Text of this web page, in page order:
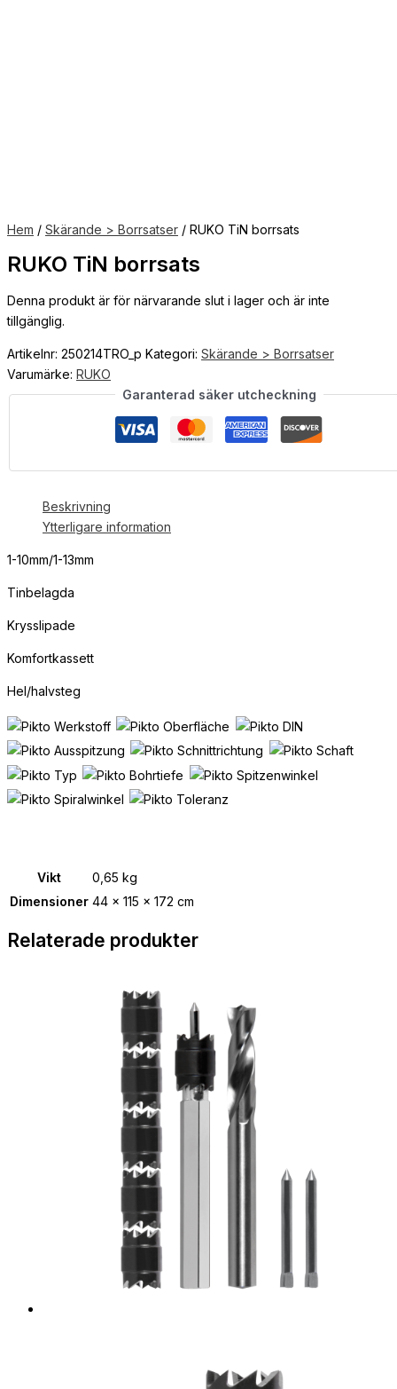
Hem / Skärande > Borrsatser / RUKO TiN borrsats
RUKO TiN borrsats
Denna produkt är för närvarande slut i lager och är inte
tillgänglig.
Artikelnr: 250214TRO_p Kategori: Skärande > Borrsatser
Varumärke: RUKO
Garanterad säker utcheckning
Beskrivning
Ytterligare information
1-10mm/1-13mm
Tinbelagda
Krysslipade
Komfortkassett
Hel/halvsteg
Vikt
0,65 kg
Dimensioner 44 × 115 × 172 cm
Relaterade produkter